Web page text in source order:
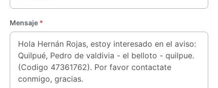
Mensaje *